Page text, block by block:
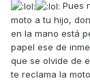
Pues
moto a tu hijo,
en la mano está
papel ese de
que se olvide de
te reclama la